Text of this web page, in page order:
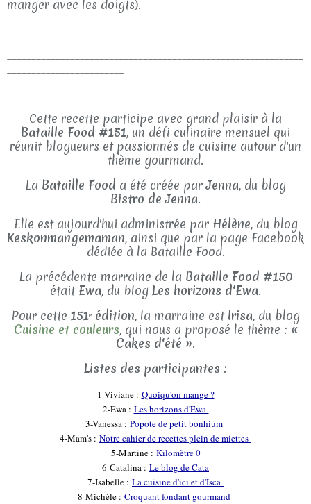
manger avec les doigts).
Cette recette participe avec grand plaisir à la
Bataille Food #151, un défi culinaire mensuel qui
réunit blogueurs et passionnés de cuisine autour d'un
thème gourmand.
La Bataille Food a été créée parJenna, du blog
Bistro de Jenna.
Elle est aujourd'hui administrée par Hélène, du blog
Keskonmangemaman, ainsi que par la page Facebook
dédiée à la Bataille Food.
La précédente marraine de la Bataille Food #150
était Ewa, du blog Les horizons d'Ewa.
Pour cette 151ᵉ édition, la marraine est Irisa, du blog
Cuisine et couleurs, qui nous a proposé le thème : «
Cakes d'été ».
Listes des participantes :
1-Viviane : Quoiqu'on mange ?
2-Ewa : Les horizons d'Ewa
3-Vanessa : Popote de petit bonhium
4-Mam's : Notre cahier de recettes plein de miettes
5-Martine : Kilomètre 0
6-Catalina : Le blog de Cata
7-Isabelle : La cuisine d'ici et d'Isca
8-Michèle : Croquant fondant gourmand